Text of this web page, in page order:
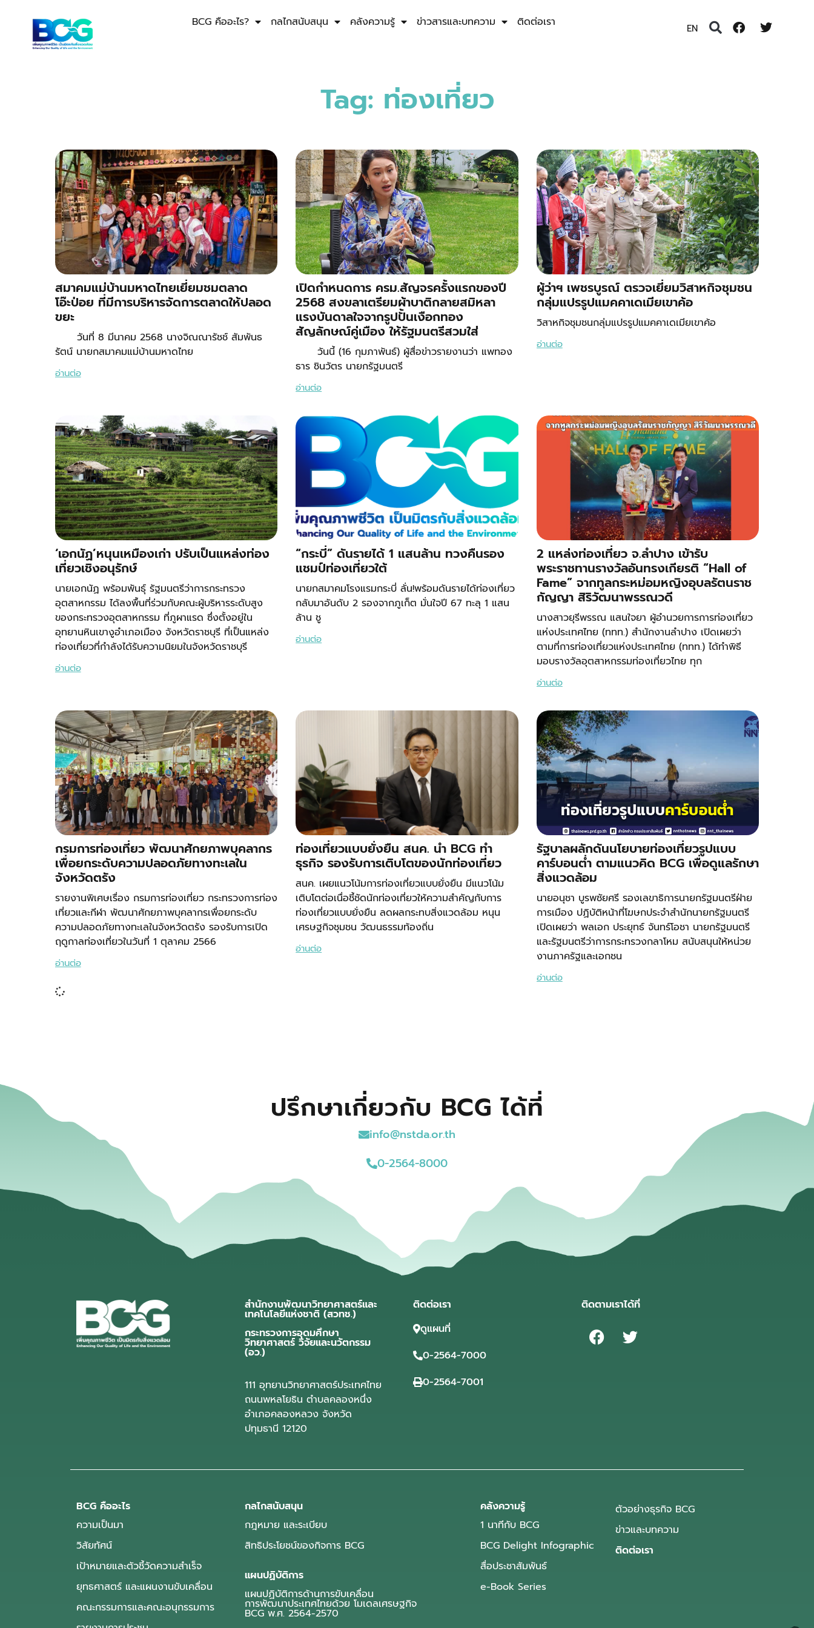
BCG คืออะไร? กลไกสนับสนุน คลังความรู้ ข่าวสารและบทความ ติดต่อเรา EN
Tag: ท่องเที่ยว
สมาคมแม่บ้านมหาดไทยเยี่ยมชมตลาด
โอ๊ะป่อย ที่มีการบริหารจัดการตลาดให้ปลอด
ขยะ
วันที่ 8 มีนาคม 2568 นางจิณณารัชช์ สัมพันธ
รัตน์ นายกสมาคมแม่บ้านมหาดไทย
อ่านต่อ
เปิดกำหนดการ ครม.สัญจรครั้งแรกของปี
2568 สงขลาเตรียมผ้าบาติกลายสมิหลา
แรงบันดาลใจจากรูปปั้นเงือกทอง
สัญลักษณ์คู่เมือง ให้รัฐมนตรีสวมใส่
วันนี้ (16 กุมภาพันธ์) ผู้สื่อข่าวรายงานว่า แพทอง
ธาร ชินวัตร นายกรัฐมนตรี
อ่านต่อ
ผู้ว่าฯ เพชรบูรณ์ ตรวจเยี่ยมวิสาหกิจชุมชน
กลุ่มแปรรูปแมคคาเดเมียเขาค้อ
วิสาหกิจชุมชนกลุ่มแปรรูปแมคคาเดเมียเขาค้อ
อ่านต่อ
‘เอกนัฏ’หนุนเหมืองเก่า ปรับเป็นแหล่งท่อง
เที่ยวเชิงอนุรักษ์
นายเอกนัฏ พร้อมพันธุ์ รัฐมนตรีว่าการกระทรวง
อุตสาหกรรม ได้ลงพื้นที่ร่วมกับคณะผู้บริหารระดับสูง
ของกระทรวงอุตสาหกรรม ที่ภูผาแรด ซึ่งตั้งอยู่ใน
อุทยานหินเขางูอำเภอเมือง จังหวัดราชบุรี ที่เป็นแหล่ง
ท่องเที่ยวที่กำลังได้รับความนิยมในจังหวัดราชบุรี
อ่านต่อ
“กระบี่” ดันรายได้ 1 แสนล้าน ทวงคืนรอง
แชมป์ท่องเที่ยวใต้
นายกสมาคมโรงแรมกระบี่ ลั่น!พร้อมดันรายได้ท่องเที่ยว
กลับมาอันดับ 2 รองจากภูเก็ต มั่นใจปี 67 ทะลุ 1 แสน
ล้าน ชู
อ่านต่อ
2 แหล่งท่องเที่ยว จ.ลำปาง เข้ารับ
พระราชทานรางวัลอันทรงเกียรติ “Hall of
Fame” จากทูลกระหม่อมหญิงอุบลรัตนราช
กัญญา สิริวัฒนาพรรณวดี
นางสาวยุรีพรรณ แสนใจยา ผู้อำนวยการการท่องเที่ยว
แห่งประเทศไทย (ททท.) สำนักงานลำปาง เปิดเผยว่า
ตามที่การท่องเที่ยวแห่งประเทศไทย (ททท.) ได้ทำพิธี
มอบรางวัลอุตสาหกรรมท่องเที่ยวไทย ทุก
อ่านต่อ
กรมการท่องเที่ยว พัฒนาศักยภาพบุคลากร
เพื่อยกระดับความปลอดภัยทางทะเลใน
จังหวัดตรัง
รายงานพิเศษเรื่อง กรมการท่องเที่ยว กระทรวงการท่อง
เที่ยวและกีฬา พัฒนาศักยภาพบุคลากรเพื่อยกระดับ
ความปลอดภัยทางทะเลในจังหวัดตรัง รองรับการเปิด
ฤดูกาลท่องเที่ยวในวันที่ 1 ตุลาคม 2566
อ่านต่อ
ท่องเที่ยวแบบยั่งยืน สนค. นำ BCG ทำ
ธุรกิจ รองรับการเติบโตของนักท่องเที่ยว
สนค. เผยแนวโน้มการท่องเที่ยวแบบยั่งยืน มีแนวโน้ม
เติบโตต่อเนื่อชี้ชัดนักท่องเที่ยวให้ความสำคัญกับการ
ท่องเที่ยวแบบยั่งยืน ลดผลกระทบสิ่งแวดล้อม หนุน
เศรษฐกิจชุมชน วัฒนธรรมท้องถิ่น
อ่านต่อ
รัฐบาลผลักดันนโยบายท่องเที่ยวรูปแบบ
คาร์บอนต่ำ ตามแนวคิด BCG เพื่อดูแลรักษา
สิ่งแวดล้อม
นายอนุชา บูรพชัยศรี รองเลขาธิการนายกรัฐมนตรีฝ่าย
การเมือง ปฏิบัติหน้าที่โฆษกประจำสำนักนายกรัฐมนตรี
เปิดเผยว่า พลเอก ประยุทธ์ จันทร์โอชา นายกรัฐมนตรี
และรัฐมนตรีว่าการกระทรวงกลาโหม สนับสนุนให้หน่วย
งานภาครัฐและเอกชน
อ่านต่อ
ปรึกษาเกี่ยวกับ BCG ได้ที่
info@nstda.or.th
0-2564-8000
สำนักงานพัฒนาวิทยาศาสตร์และ
เทคโนโลยีแห่งชาติ (สวทช.)
กระทรวงการอุดมศึกษา
วิทยาศาสตร์ วิจัยและนวัตกรรม
(อว.)
111 อุทยานวิทยาศาสตร์ประเทศไทย
ถนนพหลโยธิน ตำบลคลองหนึ่ง
อำเภอคลองหลวง จังหวัด
ปทุมธานี 12120
ติดต่อเรา
ดูแผนที่
0-2564-7000
0-2564-7001
ติดตามเราได้ที่
BCG คืออะไร
ความเป็นมา
วิสัยทัศน์
เป้าหมายและตัวชี้วัดความสำเร็จ
ยุทธศาสตร์ และแผนงานขับเคลื่อน
คณะกรรมการและคณะอนุกรรมการ
กลไกสนับสนุน
กฎหมาย และระเบียบ
สิทธิประโยชน์ของกิจการ BCG
แผนปฏิบัติการ
แผนปฏิบัติการด้านการขับเคลื่อน
การพัฒนาประเทศไทยด้วย โมเดลเศรษฐกิจ
BCG พ.ศ. 2564-2570
คลังความรู้
1 นาทีกับ BCG
BCG Delight Infographic
สื่อประชาสัมพันธ์
e-Book Series
ตัวอย่างธุรกิจ BCG
ข่าวและบทความ
ติดต่อเรา